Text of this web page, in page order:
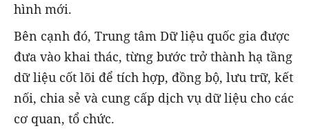
hình mới.
Bên cạnh đó, Trung tâm Dữ liệu quốc gia được
đưa vào khai thác, từng bước trở thành hạ tầng
dữ liệu cốt lõi để tích hợp, đồng bộ, lưu trữ, kết
nối, chia sẻ và cung cấp dịch vụ dữ liệu cho các
cơ quan, tổ chức.